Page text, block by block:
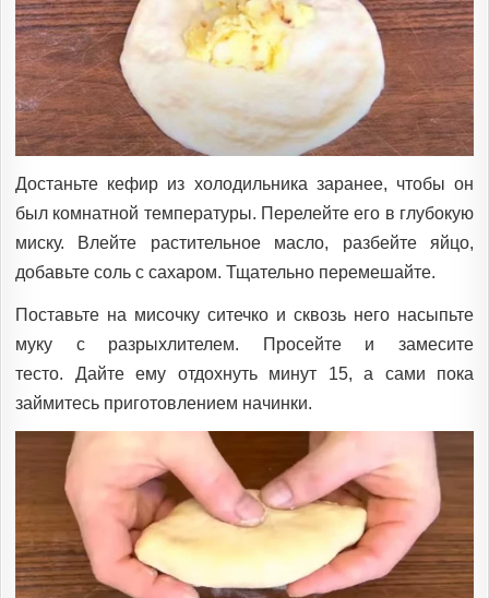
Достаньте кефир из холодильника заранее, чтобы он
был комнатной температуры. Перелейте его в глубокую
миску. Влейте растительное масло, разбейте яйцо,
добавьте соль с сахаром. Тщательно перемешайте.
Поставьте на мисочку ситечко и сквозь него насыпьте
муку с разрыхлителем. Просейте и замесите
тесто. Дайте ему отдохнуть минут 15, а сами пока
займитесь приготовлением начинки.